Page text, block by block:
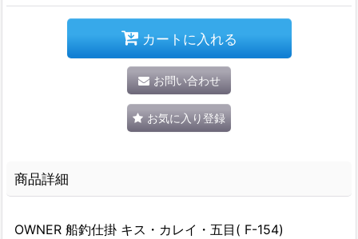
カートに入れる
お問い合わせ
お気に入り登録
商品詳細
OWNER 船釣仕掛 キス・カレイ・五目( F-154)